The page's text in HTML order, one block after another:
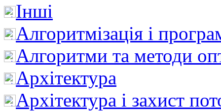
Інші
Алгоритмізація і
Алгоритми та методи
Архітектура
Архітектура і захист